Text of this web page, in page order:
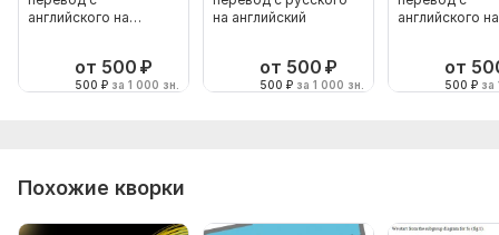
английского на
от 500 ₽
500 ₽ за 1 000 зн.
на английский
от 500 ₽
500 ₽ за 1 000 зн.
английского на
от
500 ₽ за
Похожие кворки